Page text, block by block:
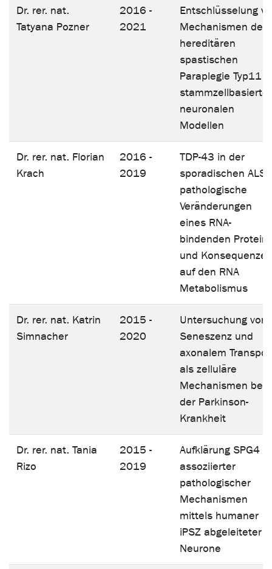
Dr. rer. nat.
Tatyana Pozner
2016 -
2021
Entschlüsselung
Mechanismen der
hereditären
spastischen
Paraplegie Typ11
neuronalen
Modellen
Dr. rer. nat. Florian
Krach
2016 -
2019
TDP-43 in der
sporadischen ALS:
pathologische
Veränderungen
eines RNA-
bindenden
und Konsequenzen
auf den RNA
Metabolismus
Dr. rer. nat. Katrin
Simnacher
2015 -
2020
Untersuchung von
Seneszenz und
axonalem
als zelluläre
Mechanismen bei
der Parkinson-
Krankheit
Dr. rer. nat. Tania
Rizo
2015 -
2019
Aufklärung SPG4
assoziierter
pathologischer
Mechanismen
mittels humaner
iPSZ abgeleiteter
Neurone